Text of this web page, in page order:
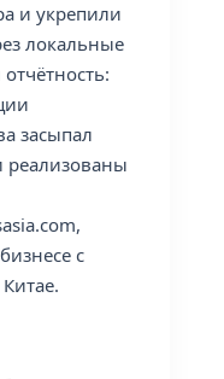
и укрепили
локальные
засыпал
реализованы
с